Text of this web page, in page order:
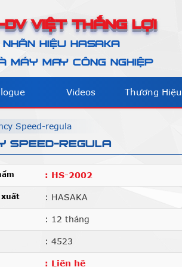
VIỆT THẮNG LỢI
HIỆU HASAKA
MÁY MAY CÔNG NGHIỆP
Videos Thương Hiệu
Speed-regula
SPEED-REGULA
: HS-2002
xuất : HASAKA
: 12 tháng
: 4523
: Liên hệ